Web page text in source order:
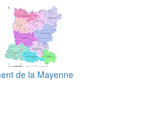
de la Mayenne